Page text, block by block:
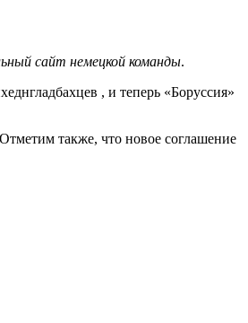
сайт немецкой команды.
, и теперь «Боруссия»
также, что новое соглашение